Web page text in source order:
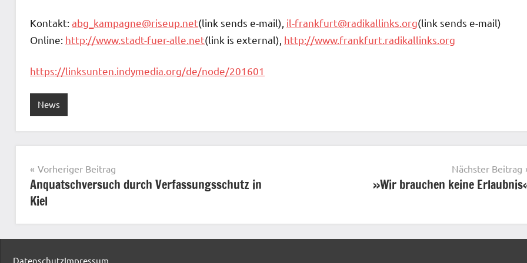
Kontakt: abg_kampagne@riseup.net(link sends e-mail), il-frankfurt@radikallinks.org(link sends e-mail)
Online: http://www.stadt-fuer-alle.net(link is external), http://www.frankfurt.radikallinks.org
https://linksunten.indymedia.org/de/node/201601
News
Beitragsnavigation
Vorheriger Beitrag
Anquatschversuch durch Verfassungsschutz in
Kiel
Nächster Beitrag
»Wir brauchen keine
DatenschutzImpressum